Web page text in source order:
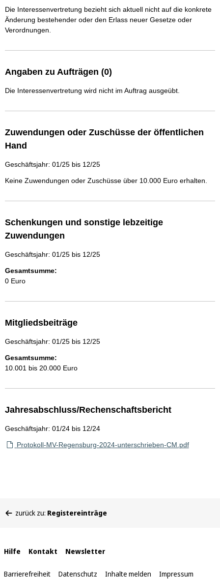
Die Interessenvertretung bezieht sich aktuell nicht auf die konkrete
Änderung bestehender oder den Erlass neuer Gesetze oder
Verordnungen.
Angaben zu Aufträgen (0)
Die Interessenvertretung wird nicht im Auftrag ausgeübt.
Zuwendungen oder Zuschüsse der öffentlichen
Hand
Geschäftsjahr: 01/25 bis 12/25
Keine Zuwendungen oder Zuschüsse über 10.000 Euro erhalten.
Schenkungen und sonstige lebzeitige
Zuwendungen
Geschäftsjahr: 01/25 bis 12/25
Gesamtsumme:
0 Euro
Mitgliedsbeiträge
Geschäftsjahr: 01/25 bis 12/25
Gesamtsumme:
10.001 bis 20.000 Euro
Jahresabschluss/Rechenschaftsbericht
Geschäftsjahr: 01/24 bis 12/24
Protokoll-MV-Regensburg-2024-unterschrieben-CM.pdf
befinden
zurück zu: Registereinträge
Interne
Links
Hilfe Kontakt Newsletter
Barrierefreiheit Datenschutz Inhalte melden Impressum